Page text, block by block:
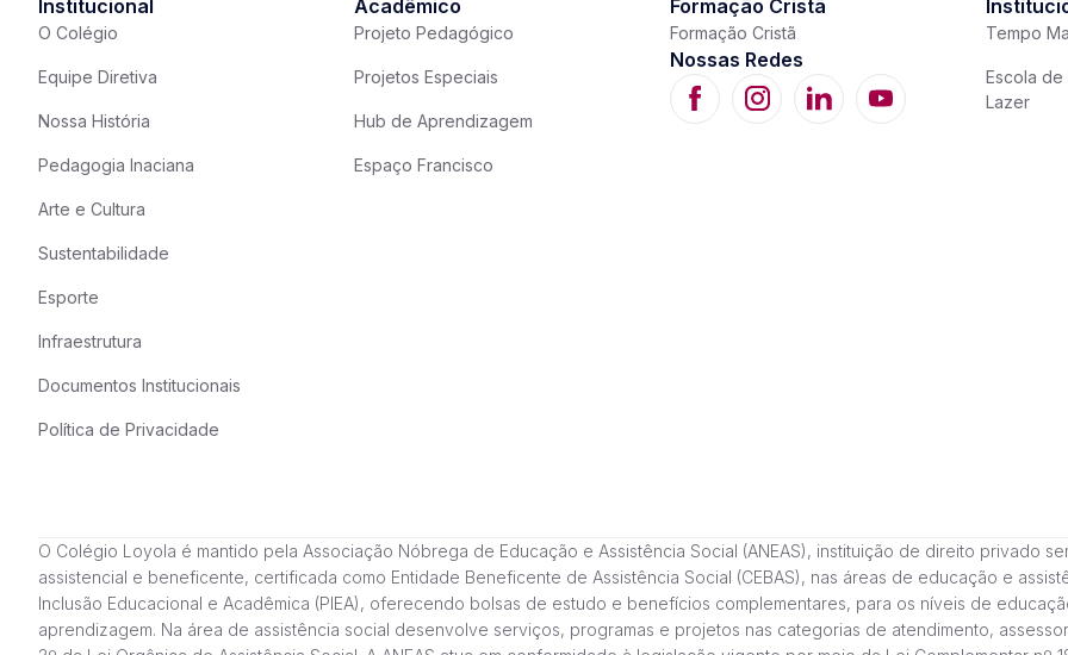
Institucional
O Colégio
Equipe Diretiva
Nossa História
Pedagogia Inaciana
Arte e Cultura
Sustentabilidade
Esporte
Infraestrutura
Documentos Institucionais
Política de Privacidade
Acadêmico
Projeto Pedagógico
Projetos Especiais
Hub de Aprendizagem
Espaço Francisco
Formação Cristã
Formação Cristã
Nossas Redes
Tempo
Escola de
Lazer
O Colégio Loyola é mantido pela Associação Nóbrega de Educação e Assistência Social (ANEAS), instituição de direito privado
assistencial e beneficente, certificada como Entidade Beneficente de Assistência Social (CEBAS), nas áreas de educação e
Inclusão Educacional e Acadêmica (PIEA), oferecendo bolsas de estudo e benefícios complementares, para os níveis de
aprendizagem. Na área de assistência social desenvolve serviços, programas e projetos nas categorias de atendimento,